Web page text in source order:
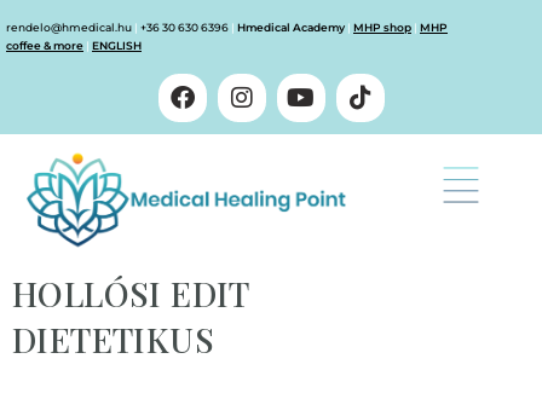
rendelo@hmedical.hu | +36 30 630 6396 | Hmedical Academy | MHP shop | MHP
coffee & more | ENGLISH
HOLLÓSI EDIT
DIETETIKUS